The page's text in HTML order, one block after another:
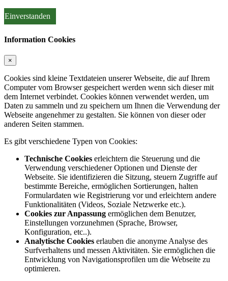
Einverstanden
Information Cookies
×
Cookies sind kleine Textdateien unserer Webseite, die auf Ihrem
Computer vom Browser gespeichert werden wenn sich dieser mit
dem Internet verbindet. Cookies können verwendet werden, um
Daten zu sammeln und zu speichern um Ihnen die Verwendung der
Webseite angenehmer zu gestalten. Sie können von dieser oder
anderen Seiten stammen.
Es gibt verschiedene Typen von Cookies:
Technische Cookies erleichtern die Steuerung und die
Verwendung verschiedener Optionen und Dienste der
Webseite. Sie identifizieren die Sitzung, steuern Zugriffe auf
bestimmte Bereiche, ermöglichen Sortierungen, halten
Formulardaten wie Registrierung vor und erleichtern andere
Funktionalitäten (Videos, Soziale Netzwerke etc.).
Cookies zur Anpassung ermöglichen dem Benutzer,
Einstellungen vorzunehmen (Sprache, Browser,
Konfiguration, etc..).
Analytische Cookies erlauben die anonyme Analyse des
Surfverhaltens und messen Aktivitäten. Sie ermöglichen die
Entwicklung von Navigationsprofilen um die Webseite zu
optimieren.